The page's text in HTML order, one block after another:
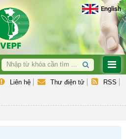
English
Liên hệ Thư điện tử RSS